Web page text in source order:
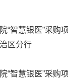
“智慧银医”采购
区分行
“智慧银医”采购